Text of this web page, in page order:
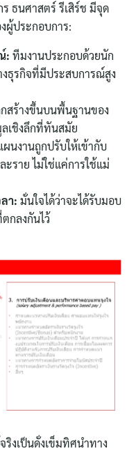
ธนศาสตร์ รีเสิร์ช มีจุด
ผู้ประกอบการ:
: ทีมงานประกอบด้วยนัก
ธุรกิจที่มีประสบการณ์สูง
สร้างขึ้นบนพื้นฐานของ
เชิงลึกที่ทันสมัย
ผนงานถูกปรับให้เข้ากับ
ราย ไม่ใช่แค่การใช้แม่
า: มั่นใจได้ว่าจะได้รับมอบ
กลงกันไว้
งเป็นดั่งเข็มทิศนำทาง